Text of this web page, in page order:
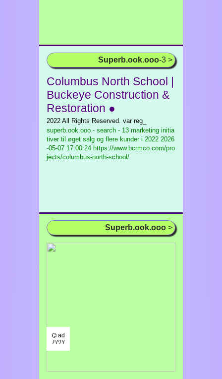
Superb.ook.ooo-3 >
Columbus North School |
Buckeye Construction &
Restoration ●
2022 All Rights Reserved. var reg_
superb.ook.ooo - search - 13 marketing initia
tiver til øget salg og flere kunder i 2022 2026
-05-07 17:00:24 https://www.bcrmco.com/pro
jects/columbus-north-school/
Superb.ook.ooo >
⌬ ad
/¹/²/³/